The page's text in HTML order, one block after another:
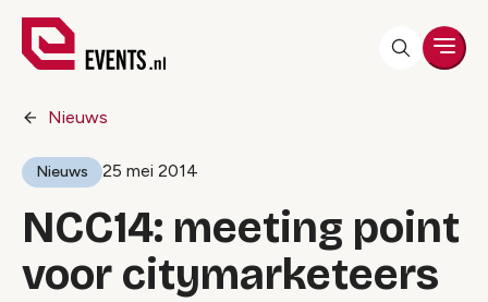
Nieuws
Nieuws 25 mei 2014
NCC14: meeting point
voor citymarketeers